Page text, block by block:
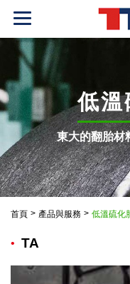
T
o
g
l
e
v
t
i
o
n
低溫
東大的翻胎材
首頁 > 產品與服務 > 低溫硫化
TA